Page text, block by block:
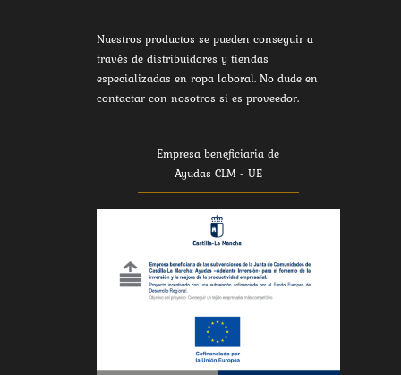
Nuestros productos se pueden conseguir a
través de distribuidores y tiendas
especializadas en ropa laboral. No dude en
contactar con nosotros si es proveedor.
Empresa beneficiaria de
Ayudas CLM - UE